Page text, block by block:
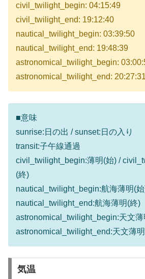
civil_twilight_begin: 04:15:49
civil_twilight_end: 19:12:40
nautical_twilight_begin: 03:39:50
nautical_twilight_end: 19:48:39
astronomical_twilight_begin:
astronomical_twilight_end: 20:27:31
■意味
sunrise:日の出 / sunset:日の入り
transit:子午線通過
civil_twilight_begin:薄明(始) /
(終)
nautical_twilight_begin:航海薄明(
nautical_twilight_end:航海薄明(終)
astronomical_twilight_begin:天文薄
astronomical_twilight_end:天文薄
気温